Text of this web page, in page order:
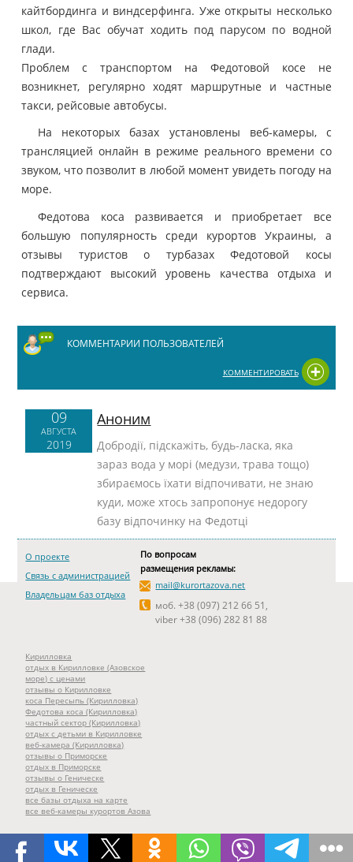
кайтбординга и виндсерфинга. Уже открыты несколько
школ, где Вас обучат ходить под парусом по водной
глади.
Проблем с транспортом на Федотовой косе не
возникнет, регулярно ходят маршрутные и частные
такси, рейсовые автобусы.
На некоторых базах установлены веб-камеры, с
трансляцией онлайн в режиме реального времени со
звуком, что позволит в любой момент увидеть погоду на
море.
Федотова коса развивается и приобретает все
большую популярность среди курортов Украины, а
отзывы туристов о турбазах Федотовой косы
подтверждают высокий уровень качества отдыха и
сервиса.
КОММЕНТАРИИ ПОЛЬЗОВАТЕЛЕЙ
КОММЕНТИРОВАТЬ
09
АВГУСТА
2019
Аноним
Добродії, підскажіть, будь-ласка, яка
зараз вода у морі (медузи, трава тощо)
збираємось їхати відпочивати, не знаю
куди, може хтось запропонує недорогу
базу відпочинку на Федотці
О проекте
Связь с администрацией
Владельцам баз отдыха
По вопросам
размещения рекламы:
mail@kurortazova.net
моб. +38 (097) 212 66 51,
viber +38 (096) 282 81 88
Кирилловка
отдых в Кирилловке (Азовское
море) с ценами
отзывы о Кирилловке
коса Пересыпь (Кирилловка)
Федотова коса (Кирилловка)
частный сектор (Кирилловка)
отдых с детьми в Кирилловке
веб-камера (Кирилловка)
отзывы о Приморске
отдых в Приморске
отзывы о Геническе
отдых в Геническе
все базы отдыха на карте
все веб-камеры курортов Азова